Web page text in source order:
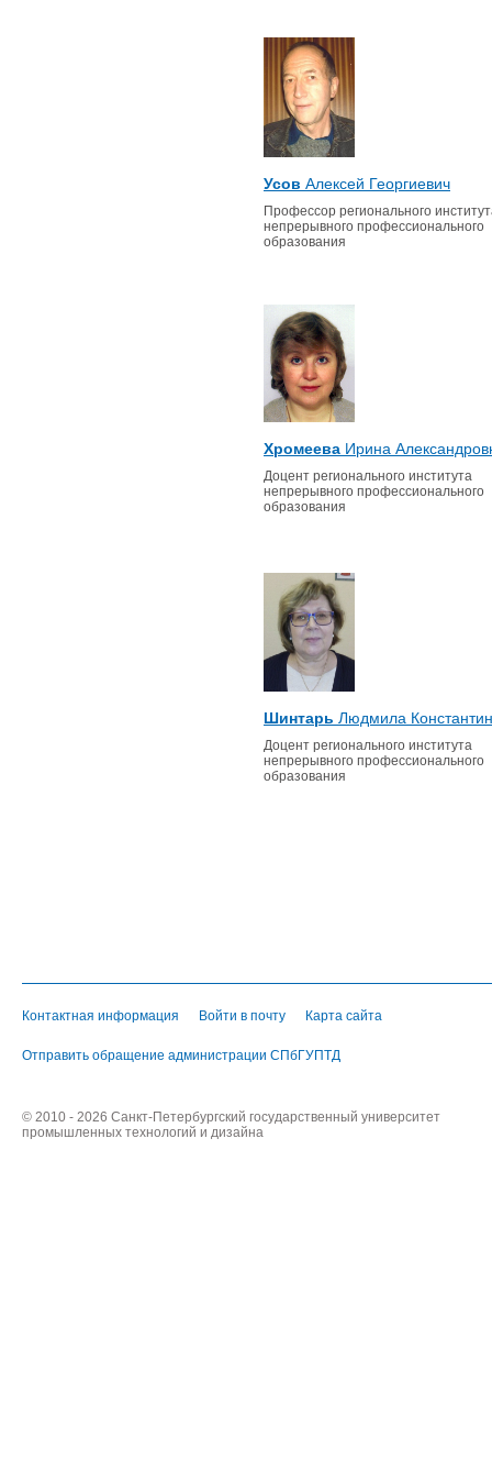
Усов Алексей Георгиевич
Профессор регионального
непрерывного профессионального
образования
Хромеева Ирина
Доцент регионального института
непрерывного профессионального
образования
Шинтарь Людмила
Доцент регионального института
непрерывного профессионального
образования
Контактная информация Войти в почту Карта сайта
Отправить обращение администрации СПбГУПТД
© 2010 - 2026 Санкт-Петербургский государственный университет
промышленных технологий и дизайна